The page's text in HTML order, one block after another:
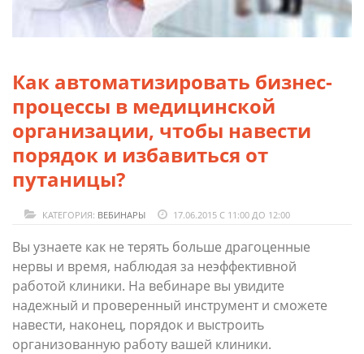
Как автоматизировать бизнес-
процессы в медицинской
организации, чтобы навести
порядок и избавиться от
путаницы?
КАТЕГОРИЯ: ВЕБИНАРЫ 17.06.2015 С 11:00 ДО 12:00
Вы узнаете как не терять больше драгоценные
нервы и время, наблюдая за неэффективной
работой клиники. На вебинаре вы увидите
надежный и проверенный инструмент и сможете
навести, наконец, порядок и выстроить
организованную работу вашей клиники.